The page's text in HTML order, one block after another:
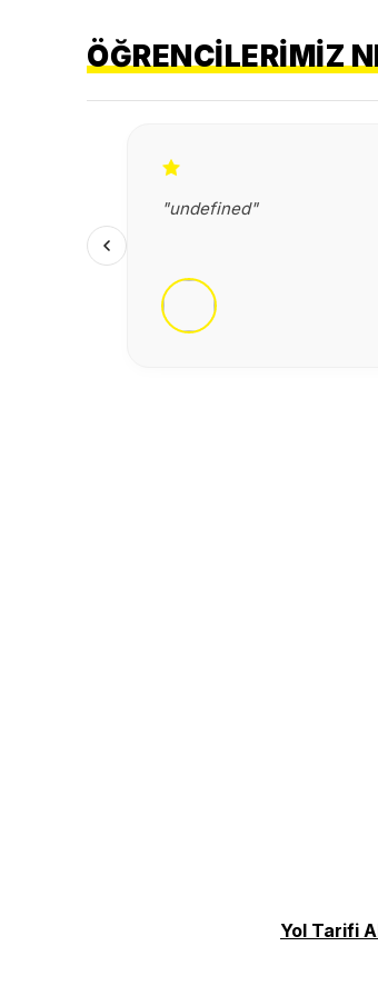
ÖĞRENCILERIMIZ
"undefined"
Yol Tarifi